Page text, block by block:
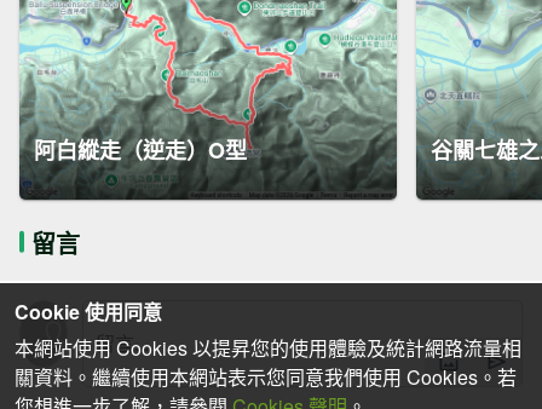
阿白縱走（逆走）O型 谷關七雄
留言
Cookie 使用同意
本網站使用 Cookies 以提昇您的使用體驗及統計網路流量相
關資料。繼續使用本網站表示您同意我們使用 Cookies。若